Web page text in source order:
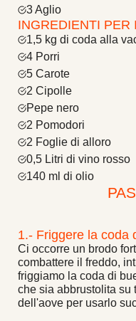
3 Aglio
INGREDIENTI PER
1,5 kg di coda alla
4 Porri
5 Carote
2 Cipolle
Pepe nero
2 Pomodori
2 Foglie di alloro
0,5 Litri di vino rosso
140 ml di olio
1.- Friggere la coda
Ci occorre un brodo
combattere il freddo,
friggiamo la coda di
che sia abbrustolita su
dell'aove per usarlo